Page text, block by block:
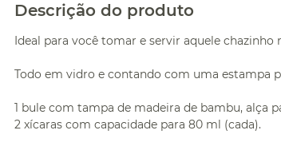
Descrição do produto
Ideal para você tomar e servir aquele
Todo em vidro e contando com uma estampa
1 bule com tampa de madeira de bambu, alça
2 xícaras com capacidade para 80 ml (cada).